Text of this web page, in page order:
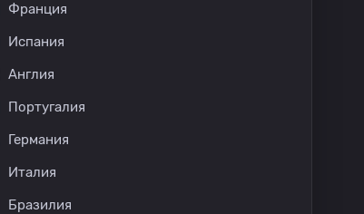
Франция
Испания
Англия
Португалия
Германия
Италия
Бразилия